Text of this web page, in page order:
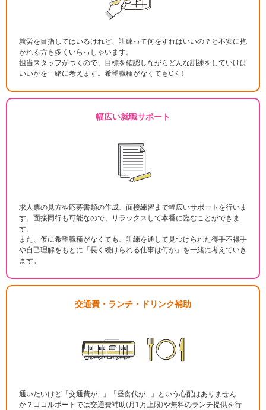
就労を目指してはいるけれど、訓練って何をすればいいの？と不安に抱
かれる方も多くいらっしゃいます。
担当スタッフがつくので、目標を確認しながらどんな訓練をしていけば
いいかを一緒に考えます。希望職種がなくてもOK！
幅広い就職サポート
求人票の見方や応募書類の作成、面接練習まで幅広いサポートを行いま
す。面接同行も可能なので、リラックスして本番に臨むことができま
す。
また、仮に希望職種がなくても、訓練を通して見つけられた得手不得手
や自己理解をもとに「長く続けられる仕事は何か」を一緒に考えていき
ます。
交通費・ランチ・ドリンク補助
通いたいけど「交通費が…」「昼食代が…」という心配はありません
か？ココルポートでは交通費補助(月1万上限)や無料のランチ提供を行